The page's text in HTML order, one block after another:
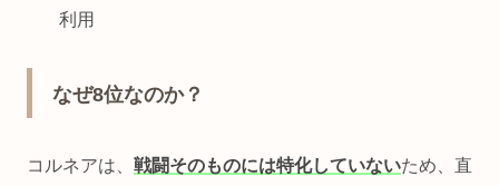
利用
なぜ8位なのか？
コルネアは、 戦闘そのものには特化していないため、直